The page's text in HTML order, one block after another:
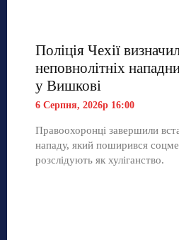
Поліція Чехії
неповнолітніх
у Вишкові
6 Серпня, 2026р 16:00
Правоохоронці завершили
нападу, який поширився
розслідують як хуліганство.